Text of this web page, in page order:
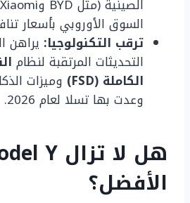
السوق الأوروبي بأسعار
ترقب التكنولوجيا: يراهن
التحديثات المرتقبة لنظام
الكاملة (FSD)
وميزات
وعدت بها تسلا لعام 2026.
الأفضل؟